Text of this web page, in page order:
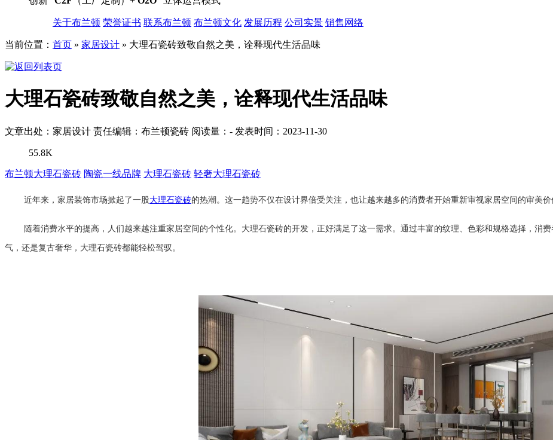
关于布兰顿 荣誉证书 联系布兰顿 布兰顿文化 发展历程 公司实景 销售网络
当前位置： 首页 » 家居设计 » 大理石瓷砖致敬自然之美，诠释现代生活品味
大理石瓷砖致敬自然之美，诠释现代生活品味
文章出处：家居设计 责任编辑：布兰顿瓷砖 阅读量： - 发表时间：2023-11-30
55.8K
布兰顿大理石瓷砖 陶瓷一线品牌 大理石瓷砖 轻奢大理石瓷砖
近年来，家居装饰市场掀起了一股大理石瓷砖的热潮。这一趋势不仅在设计界倍受关注，也让越来越多的消费者开始重新审视家居空间的审美价
随着消费水平的提高，人们越来越注重家居空间的个性化。大理石瓷砖的开发，正好满足了这一需求。通过丰富的纹理、色彩和规格选择，消
气，还是复古奢华，大理石瓷砖都能轻松驾驭。